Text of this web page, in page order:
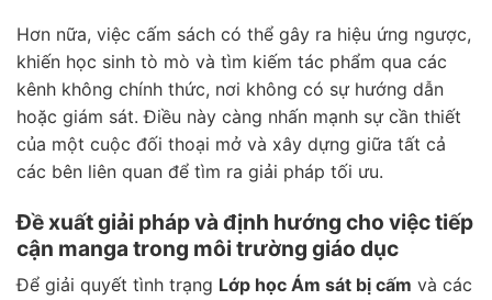
Hơn nữa, việc cấm sách có thể gây ra hiệu ứng ngược,
khiến học sinh tò mò và tìm kiếm tác phẩm qua các
kênh không chính thức, nơi không có sự hướng dẫn
hoặc giám sát. Điều này càng nhấn mạnh sự cần thiết
của một cuộc đối thoại mở và xây dựng giữa tất cả
các bên liên quan để tìm ra giải pháp tối ưu.
Đề xuất giải pháp và định hướng cho việc tiếp
cận manga trong môi trường giáo dục
Để giải quyết tình trạng Lớp học Ám sát bị cấm và các